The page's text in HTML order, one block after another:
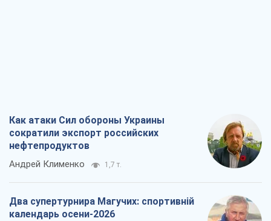
Как атаки Сил обороны Украины
сократили экспорт российских
нефтепродуктов
Андрей Клименко 1,7 т.
Два супертурнира Магучих: спортивній
календарь осени-2026